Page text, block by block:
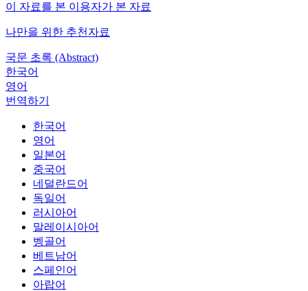
이 자료를 본 이용자가 본 자료
나만을 위한 추천자료
국문 초록 (Abstract)
한국어
영어
번역하기
한국어
영어
일본어
중국어
네덜란드어
독일어
러시아어
말레이시아어
벵골어
베트남어
스페인어
아랍어